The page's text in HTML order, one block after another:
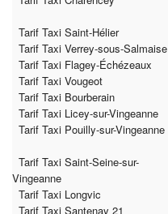
Tarif Taxi Saint-Hélier
Tarif Taxi Verrey-sous-Salmaise
Tarif Taxi Flagey-Échézeaux
Tarif Taxi Vougeot
Tarif Taxi Bourberain
Tarif Taxi Licey-sur-Vingeanne
Tarif Taxi Pouilly-sur-Vingeanne
Tarif Taxi Saint-Seine-sur-
Vingeanne
Tarif Taxi Longvic
Tarif Taxi Santenay 21